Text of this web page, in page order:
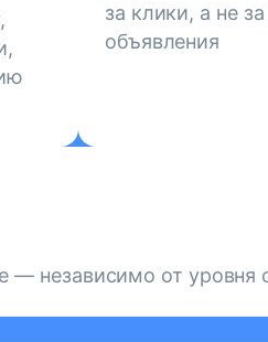
за клики, а не
объявления
— независимо от уровня